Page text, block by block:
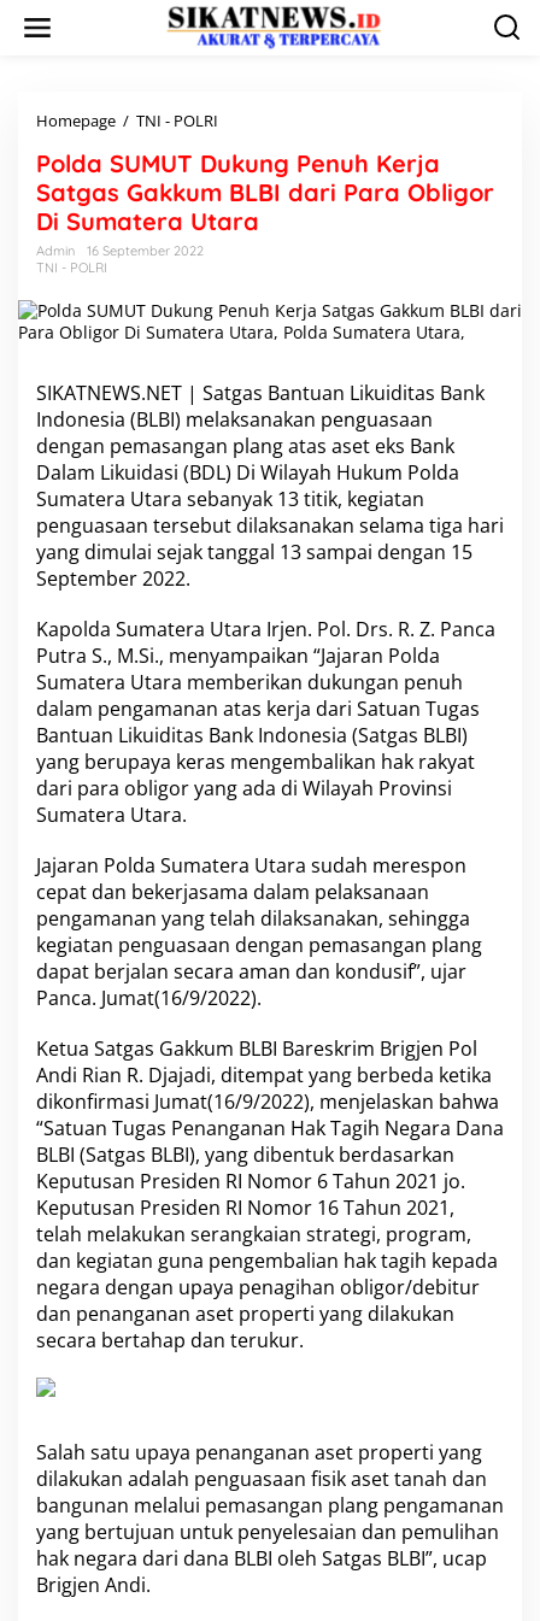
Homepage / TNI - POLRI
l
d
a
S
T
D
u
n
g
P
e
n
u
h
r
j
a
S
a
t
g
a
s
k
k
u
m
B
L
B
I
a
r
i
a
r
a
O
b
l
i
g
o
r
m
a
t
e
r
a
Polda SUMUT Dukung Penuh Kerja
Satgas Gakkum BLBI dari Para Obligor
Di Sumatera Utara
Admin
16 September 2022
TNI - POLRI
SIKATNEWS.NET | Satgas Bantuan Likuiditas Bank
Indonesia (BLBI) melaksanakan penguasaan
dengan pemasangan plang atas aset eks Bank
Dalam Likuidasi (BDL) Di Wilayah Hukum Polda
Sumatera Utara sebanyak 13 titik, kegiatan
penguasaan tersebut dilaksanakan selama tiga hari
yang dimulai sejak tanggal 13 sampai dengan 15
September 2022.
Kapolda Sumatera Utara Irjen. Pol. Drs. R. Z. Panca
Putra S., M.Si., menyampaikan “Jajaran Polda
Sumatera Utara memberikan dukungan penuh
dalam pengamanan atas kerja dari Satuan Tugas
Bantuan Likuiditas Bank Indonesia (Satgas BLBI)
yang berupaya keras mengembalikan hak rakyat
dari para obligor yang ada di Wilayah Provinsi
Sumatera Utara.
Jajaran Polda Sumatera Utara sudah merespon
cepat dan bekerjasama dalam pelaksanaan
pengamanan yang telah dilaksanakan, sehingga
kegiatan penguasaan dengan pemasangan plang
dapat berjalan secara aman dan kondusif”, ujar
Panca. Jumat(16/9/2022).
Ketua Satgas Gakkum BLBI Bareskrim Brigjen Pol
Andi Rian R. Djajadi, ditempat yang berbeda ketika
dikonfirmasi Jumat(16/9/2022), menjelaskan bahwa
“Satuan Tugas Penanganan Hak Tagih Negara Dana
BLBI (Satgas BLBI), yang dibentuk berdasarkan
Keputusan Presiden RI Nomor 6 Tahun 2021 jo.
Keputusan Presiden RI Nomor 16 Tahun 2021,
telah melakukan serangkaian strategi, program,
dan kegiatan guna pengembalian hak tagih kepada
negara dengan upaya penagihan obligor/debitur
dan penanganan aset properti yang dilakukan
secara bertahap dan terukur.
Salah satu upaya penanganan aset properti yang
dilakukan adalah penguasaan fisik aset tanah dan
bangunan melalui pemasangan plang pengamanan
yang bertujuan untuk penyelesaian dan pemulihan
hak negara dari dana BLBI oleh Satgas BLBI”, ucap
Brigjen Andi.